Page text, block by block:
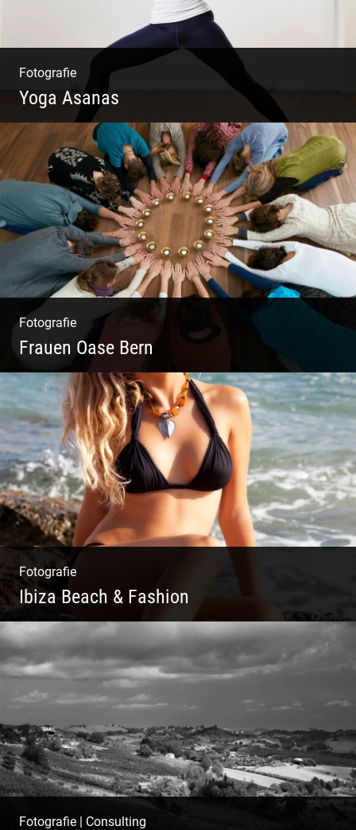
Fotografie
Yoga Asanas
Virabhadrasana II oder Krieger II – Anleitung
für den Blog
Fotografie
Frauen Oase Bern
Yoga Fotografie | Magische Momente | Bunte
Farben | Wilde Formen
Fotografie
Ibiza Beach & Fashion
Ibiza Beach & Fashion
Fotografie | Consulting